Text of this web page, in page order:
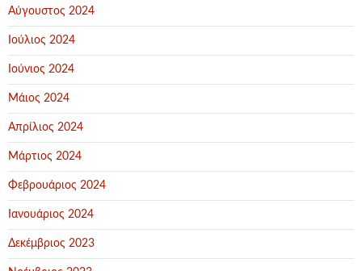
Αύγουστος 2024
Ιούλιος 2024
Ιούνιος 2024
Μάιος 2024
Απρίλιος 2024
Μάρτιος 2024
Φεβρουάριος 2024
Ιανουάριος 2024
Δεκέμβριος 2023